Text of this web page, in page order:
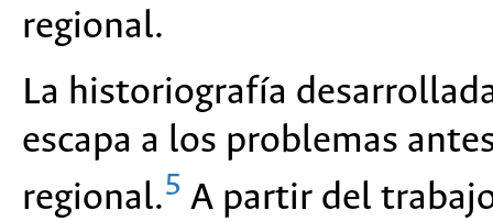
regional.
La historiografía
escapa a los problemas
regional.5 A partir del